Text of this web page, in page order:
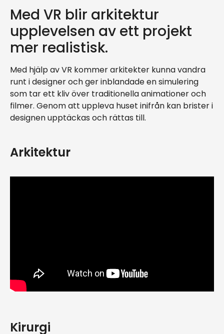
Med VR blir arkitektur
upplevelsen av ett projekt
mer realistisk.
Med hjälp av VR kommer arkitekter kunna vandra
runt i designer och ger inblandade en simulering
som tar ett kliv över traditionella animationer och
filmer. Genom att uppleva huset inifrån kan brister i
designen upptäckas och rättas till.
Arkitektur
Kirurgi